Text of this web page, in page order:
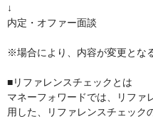
↓
内定・オファー面談
※場合により、内容が変更とな
■リファレンスチェックとは
マネーフォワードでは、リファ
用した、リファレンスチェック